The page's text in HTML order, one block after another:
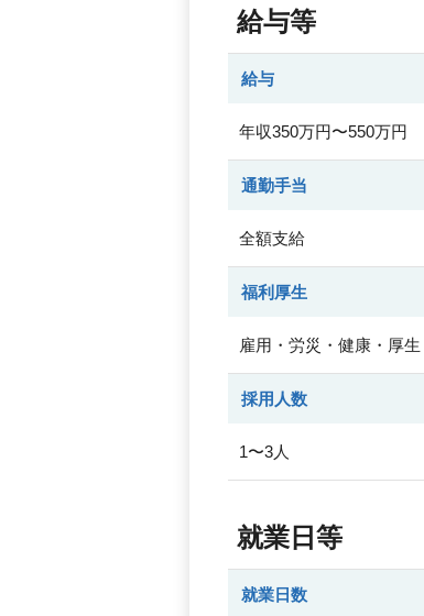
給与等
給与
年収350万円〜550万円
通勤手当
全額支給
福利厚生
雇用・労災・健康・厚生
採用人数
1〜3人
就業日等
就業日数